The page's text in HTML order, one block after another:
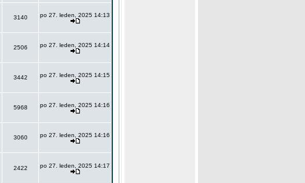
3140 po 27. leden, 2025 14:13
2506 po 27. leden, 2025 14:14
3442 po 27. leden, 2025 14:15
5968 po 27. leden, 2025 14:16
3060 po 27. leden, 2025 14:16
2422 po 27. leden, 2025 14:17